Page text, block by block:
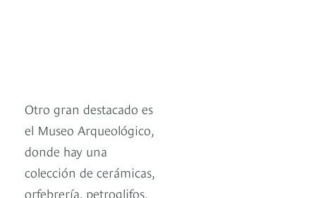
Otro gran destacado es
el Museo Arqueológico,
donde hay una
colección de cerámicas,
orfebrería, petroglifos,